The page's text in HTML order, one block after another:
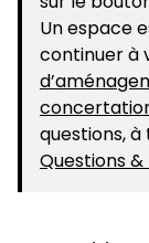
Un espace
continuer à
questions,
Questions &